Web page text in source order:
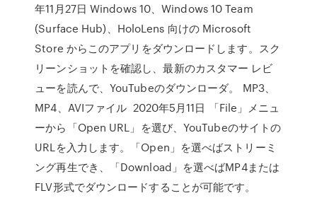
年11月27日 Windows 10、Windows 10 Team
(Surface Hub)、HoloLens 向けの Microsoft
Store からこのアプリをダウンロードします。スク
リーンショットを確認し、最新のカスタマー レビ
ューを読んで、YouTubeのダウンローダ。 MP3、
MP4、AVIファイル 2020年5月11日 「File」メニュ
ーから「Open URL」を選び、YouTubeのサイトの
URLを入力します。「Open」を選べばストリーミ
ング再生でき、「Download」を選べばMP4または
FLV形式でダウンロードすることが可能です。